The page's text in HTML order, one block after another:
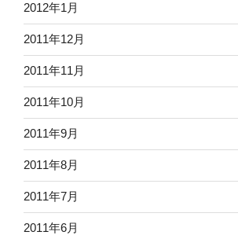
2012年1月
2011年12月
2011年11月
2011年10月
2011年9月
2011年8月
2011年7月
2011年6月